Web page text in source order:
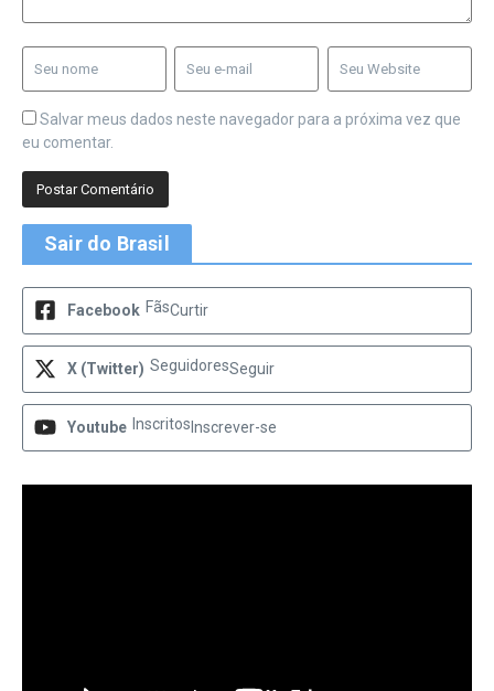
Salvar meus dados neste navegador para a próxima vez que
eu comentar.
Sair do Brasil
Facebook FãsCurtir
X (Twitter) SeguidoresSeguir
Youtube Inscritos Inscrever-se